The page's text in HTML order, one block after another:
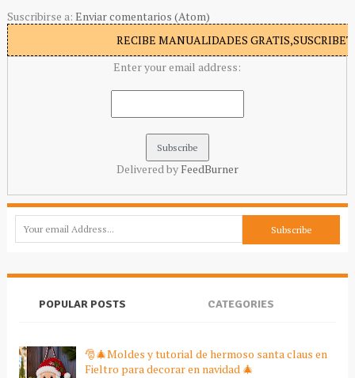
Suscribirse a: Enviar comentarios (Atom)
RECIBE MANUALIDADES
Enter your email address:
Delivered by FeedBurner
POPULAR POSTS CATEGORIES
🎅🎄Moldes y tutorial de hermoso santa claus en
Fieltro para decorar en navidad 🎄